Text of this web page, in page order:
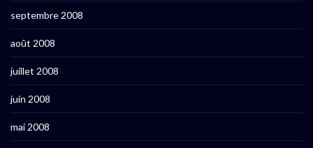
septembre 2008
août 2008
juillet 2008
juin 2008
mai 2008